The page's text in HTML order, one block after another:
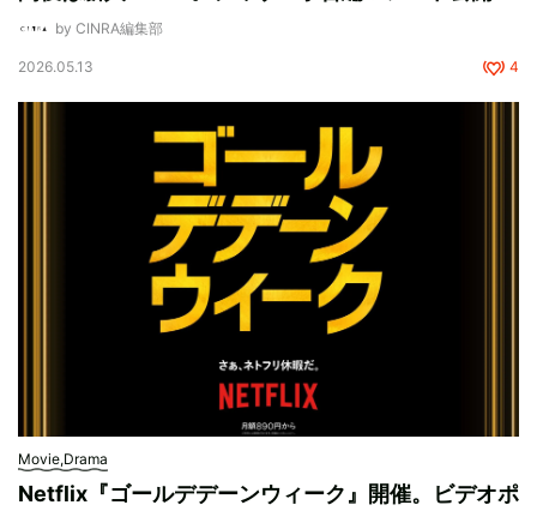
by CINRA編集部
2026.05.13 4
Movie,Drama
Netflix『ゴールデデーンウィーク』開催。ビデオポ